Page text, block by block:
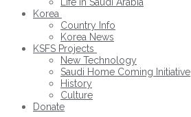
Korea
Country Info
Korea News
KSFS Projects
New Technology
Saudi Home Coming Initiative
History
Culture
Donate